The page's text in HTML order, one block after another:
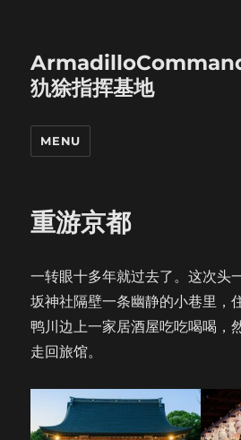
犰狳指挥基地
MENU
重游京都
一转眼十多年就过去了。这次头
坂神社隔壁一条幽静的小巷里，
鸭川边上一家居酒屋吃吃喝喝，
走回旅馆。